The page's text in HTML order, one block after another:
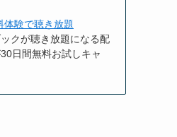
体験で聴き放題
クが聴き放題になる配
日間無料お試しキャ